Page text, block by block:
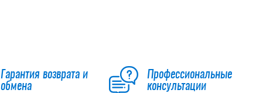
Гарантия возврата и
обмена
Профессиональные
консультации